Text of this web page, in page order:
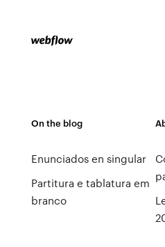
On the blog
Enunciados en singular
Partitura e tablatura em
branco